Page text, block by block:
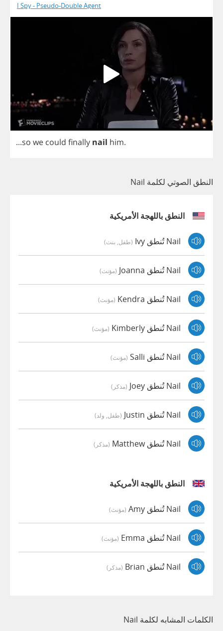
I Spy - Pseudo-Double Agent
...so we could finally nail him.
النطق الصوتي لكلمة Nail
النطق باللهجة الأمريكية
Nail تُنطق Ivy (طفل, بنت)
Nail تُنطق Joanna (مؤنث)
Nail تُنطق Kendra (مؤنث)
Nail تُنطق Kimberly (مؤنث)
Nail تُنطق Salli (مؤنث)
Nail تُنطق Joey (مذكر)
Nail تُنطق Justin (طفل, ولد)
Nail تُنطق Matthew (مذكر)
النطق باللهجة الأمريكية
Nail تُنطق Amy (مؤنث)
Nail تُنطق Emma (مؤنث)
Nail تُنطق Brian (مذكر)
الكلمات المشابه لكلمة Nail